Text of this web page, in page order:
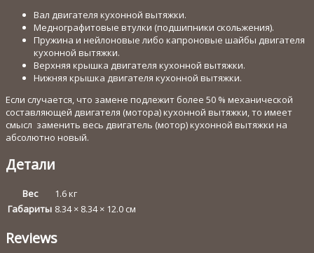
Вал двигателя кухонной вытяжки.
Меднографитовые втулки (подшипники скольжения).
Пружина и нейлоновые либо капроновые шайбы двигателя
кухонной вытяжки.
Верхняя крышка двигателя кухонной вытяжки.
Нижняя крышка двигателя кухонной вытяжки.
Если случается, что замене подлежит более 50 % механической
составляющей двигателя (мотора) кухонной вытяжки, то имеет
смысл заменить весь двигатель (мотор) кухонной вытяжки на
абсолютно новый.
Детали
Вес
1.6 кг
Габариты 8.34 × 8.34 × 12.0 см
Reviews